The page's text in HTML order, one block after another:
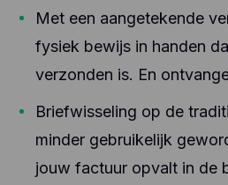
Met een aangetekende
fysiek bewijs in handen
verzonden is. En
Briefwisseling op de
minder gebruikelijk
jouw factuur opvalt in de